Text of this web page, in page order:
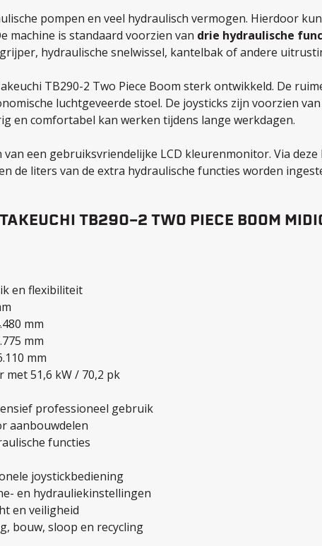
pompen en veel hydraulisch vermogen. Hierdoor
machine is standaard voorzien van drie hydraulische
hydraulische snelwissel, kantelbak of andere
TB290-2 Two Piece Boom sterk ontwikkeld. De
luchtgeveerde stoel. De joysticks zijn voorzien
en comfortabel kan werken tijdens lange werkdagen.
een gebruiksvriendelijke LCD kleurenmonitor. Via
de liters van de extra hydraulische functies worden
TB290-2 TWO PIECE BOOM
en flexibiliteit
mm
mm
mm
met 51,6 kW / 70,2 pk
professioneel gebruik
aanbouwdelen
functies
joystickbediening
en hydrauliekinstellingen
en veiligheid
bouw, sloop en recycling